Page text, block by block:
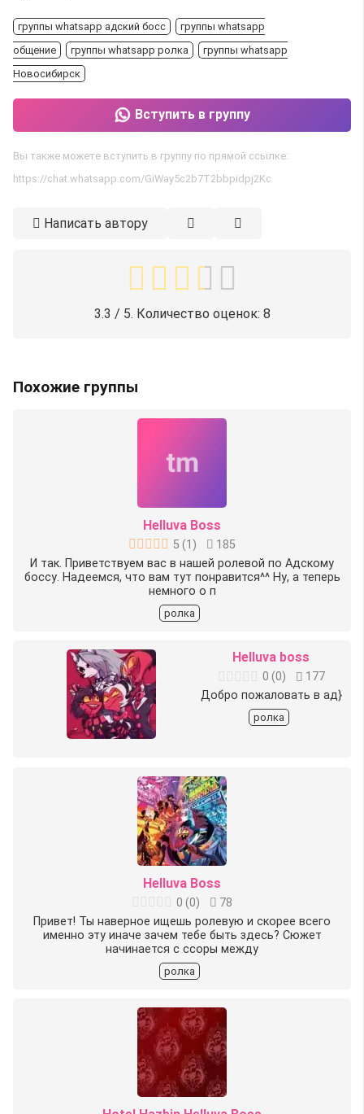
группы whatsapp адский босс
группы whatsapp
общение
группы whatsapp ролка
группы whatsapp
Новосибирск
Вступить в группу
Вы также можете вступить в группу по прямой ссылке:
https://chat.whatsapp.com/GiWay5c2b7T2bbpidpj2Kc
Написать автору
3.3 / 5. Количество оценок: 8
Похожие группы
Helluva Boss
5 (1 )
185
И так. Приветствуем вас в нашей ролевой по Адскому
боссу. Надеемся, что вам тут понравится^^ Ну, а теперь
немного о п
ролка
Helluva boss
0 (0)
177
Добро пожаловать в ад}
ролка
Helluva Boss
0 (0)
78
Привет! Ты наверное ищешь ролевую и скорее всего
именно эту иначе зачем тебе быть здесь? Сюжет
начинается с ссоры между
ролка